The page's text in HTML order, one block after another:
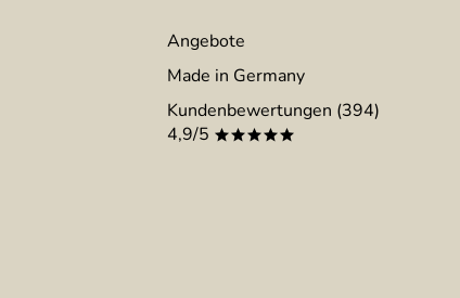
Angebote
Made in Germany
Kundenbewertungen (394)
4,9/5 *****